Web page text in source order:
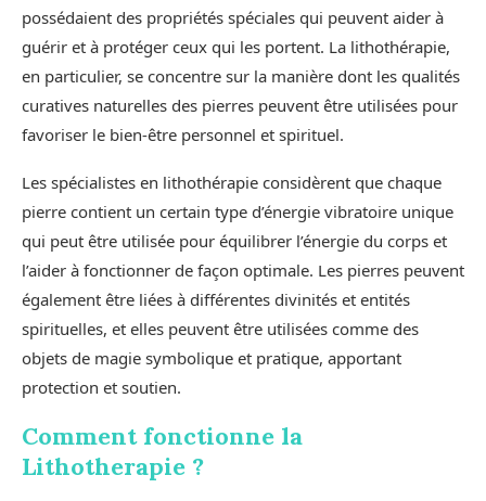
possédaient des propriétés spéciales qui peuvent aider à
guérir et à protéger ceux qui les portent. La lithothérapie,
en particulier, se concentre sur la manière dont les qualités
curatives naturelles des pierres peuvent être utilisées pour
favoriser le bien-être personnel et spirituel.
Les spécialistes en lithothérapie considèrent que chaque
pierre contient un certain type d’énergie vibratoire unique
qui peut être utilisée pour équilibrer l’énergie du corps et
l’aider à fonctionner de façon optimale. Les pierres peuvent
également être liées à différentes divinités et entités
spirituelles, et elles peuvent être utilisées comme des
objets de magie symbolique et pratique, apportant
protection et soutien.
Comment fonctionne la
Lithotherapie ?